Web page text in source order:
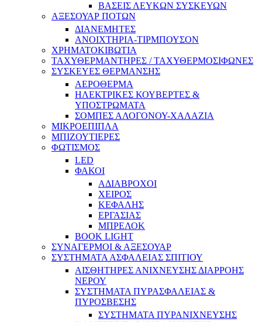
ΒΑΣΕΙΣ ΛΕΥΚΩΝ ΣΥΣΚΕΥΩΝ
ΑΞΕΣΟΥΑΡ ΠΟΤΩΝ
ΔΙΑΝΕΜΗΤΕΣ
ΑΝΟΙΧΤΗΡΙΑ-ΤΙΡΜΠΟΥΣΟΝ
ΧΡΗΜΑΤΟΚΙΒΩΤΙΑ
ΤΑΧΥΘΕΡΜΑΝΤΗΡΕΣ / ΤΑΧΥΘΕΡΜΟΣΙΦΩΝΕΣ
ΣΥΣΚΕΥΕΣ ΘΕΡΜΑΝΣΗΣ
ΑΕΡΟΘΕΡΜΑ
ΗΛΕΚΤΡΙΚΕΣ ΚΟΥΒΕΡΤΕΣ &
ΥΠΟΣΤΡΩΜΑΤΑ
ΣΟΜΠΕΣ ΑΛΟΓΟΝΟΥ-ΧΑΛΑΖΙΑ
ΜΙΚΡΟΕΠΙΠΛΑ
ΜΠΙΖΟΥΤΙΕΡΕΣ
ΦΩΤΙΣΜΟΣ
LED
ΦΑΚΟΙ
ΑΔΙΑΒΡΟΧΟΙ
ΧΕΙΡΟΣ
ΚΕΦΑΛΗΣ
ΕΡΓΑΣΙΑΣ
ΜΠΡΕΛΟΚ
BOOK LIGHT
ΣΥΝΑΓΕΡΜΟΙ & ΑΞΕΣΟΥΑΡ
ΣΥΣΤΗΜΑΤΑ ΑΣΦΑΛΕΙΑΣ ΣΠΙΤΙΟΥ
ΑΙΣΘΗΤΗΡΕΣ ΑΝΙΧΝΕΥΣΗΣ ΔΙΑΡΡΟΗΣ
ΝΕΡΟΥ
ΣΥΣΤΗΜΑΤΑ ΠΥΡΑΣΦΑΛΕΙΑΣ &
ΠΥΡΟΣΒΕΣΗΣ
ΣΥΣΤΗΜΑΤΑ ΠΥΡΑΝΙΧΝΕΥΣΗΣ